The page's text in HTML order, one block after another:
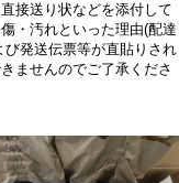
接送り状などを添付して
・汚れといった理由(配達
発送伝票等が直貼りされ
ませんのでご了承くださ